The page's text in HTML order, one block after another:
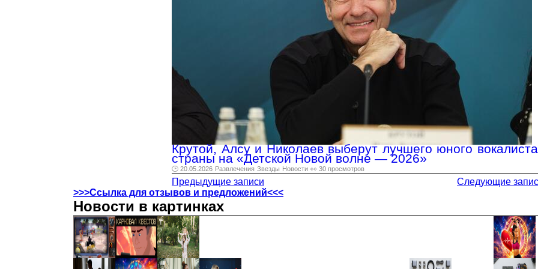
Крутой, Алсу и Николаев выберут лучшего юного вокалиста
страны на «Детской Новой волне — 2026»
🕑 20.05.2026 Развлечения Звезды Новости 👀 30 просмотров
Предыдущие записи
Следующие
>>>Ссылка для отзывов и предложений<<<
Новости в картинках